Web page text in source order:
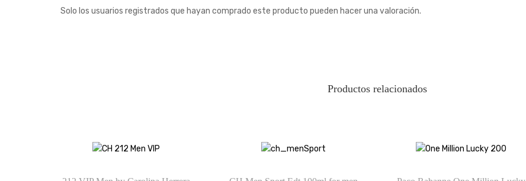
Solo los usuarios registrados que hayan comprado este producto pueden hacer una valoración.
Productos relacionados